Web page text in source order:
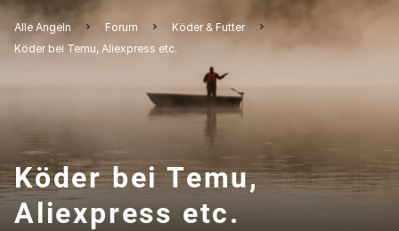
Alle Angeln Forum
Köder & Futter
Köder bei Temu, Aliexpress etc.
Köder bei Temu,
Aliexpress etc.